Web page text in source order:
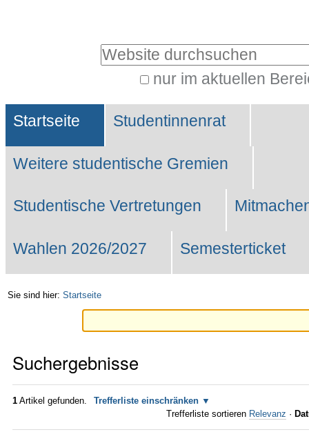
Website durchsuchen
nur im aktuellen
Suche…
Sektionen
Startseite Studentinnenrat
Weitere studentische Gremien
Studentische Vertretungen
Wahlen 2026/2027 Semesterticket
Sie sind hier: Startseite
Suchergebnisse
1 Artikel gefunden.
Trefferliste einschränken
Trefferliste sortieren Relevanz ·